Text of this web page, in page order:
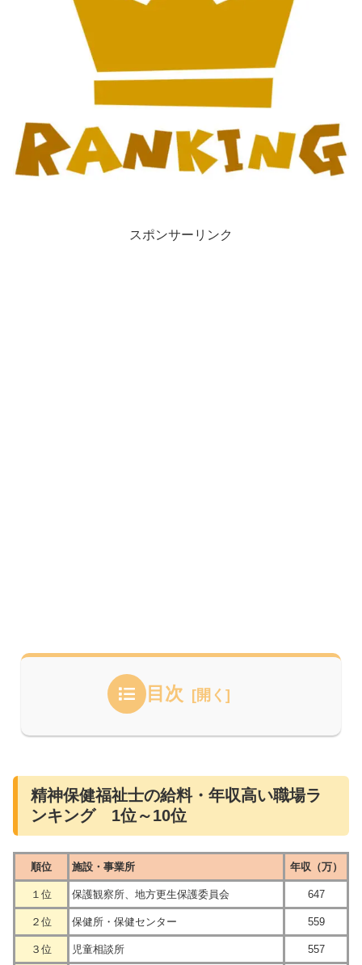
スポンサーリンク
目次
精神保健福祉士の給料・年収高い職場ラ
ンキング 1位～10位
順位 施設・事業所 年収（万）
１位 保護観察所、地方更生保護委員会 647
２位 保健所・保健センター 559
３位 児童相談所 557